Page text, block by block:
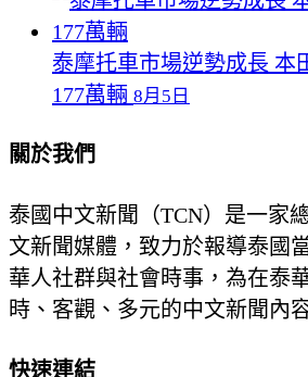
泰摩托車市場逆勢成長 本
177萬輛 8月5日
關於我們
泰國中文新聞（TCN）是一家
文新聞媒體，致力於報導泰國
華人社群與社會時事，為在泰
時、客觀、多元的中文新聞內
快速連結